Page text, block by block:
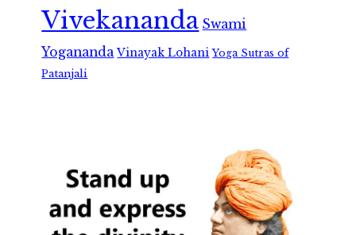
Vivekananda Swami
Yogananda Vinayak Lohani Yoga Sutras of
Patanjali